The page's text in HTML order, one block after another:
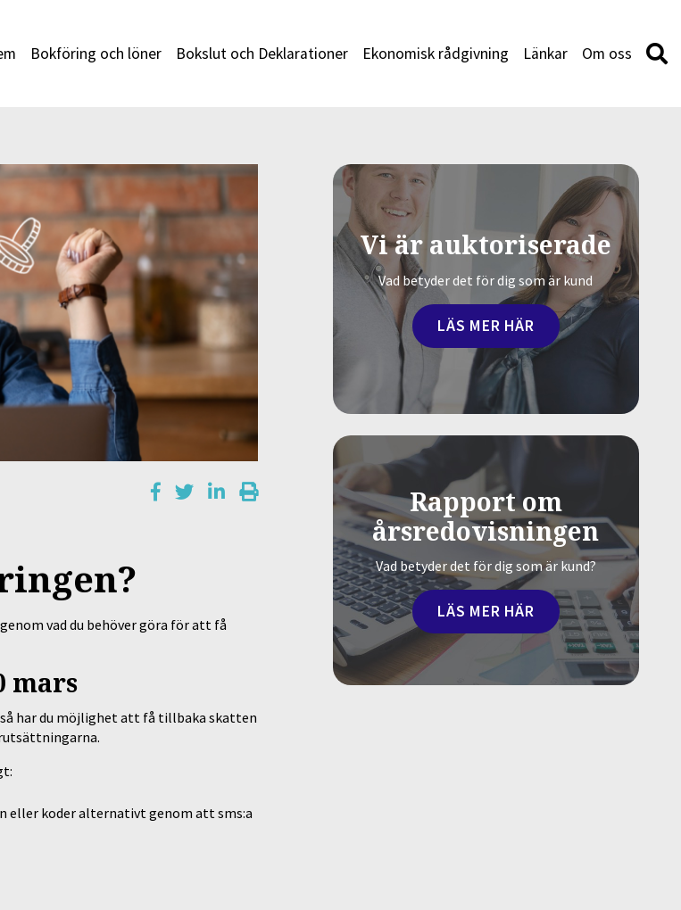
Bokföring och löner Bokslut och Deklarationer Ekonomisk rådgivning Länkar Om oss
vad du behöver göra för att få
mars
har du möjlighet att få tillbaka skatten
eller koder alternativt genom att sms:a
Vi är auktoriserade
Vad betyder det för dig som är kund
LÄS MER HÄR
Rapport om
årsredovisningen
Vad betyder det för dig som är kund?
LÄS MER HÄR